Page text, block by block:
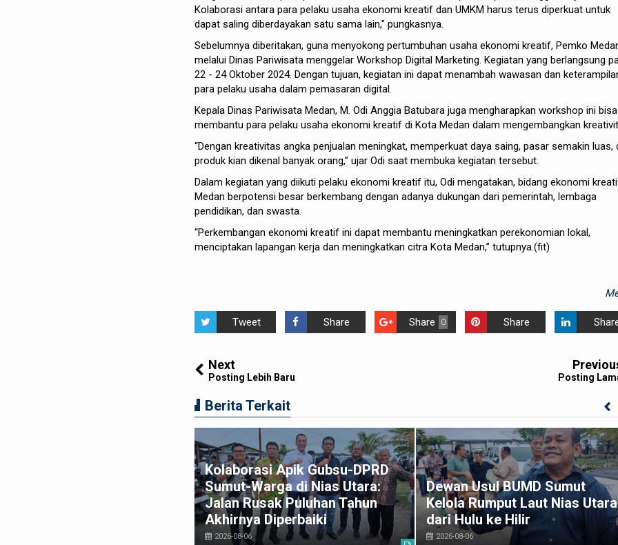
Kolaborasi antara para pelaku usaha ekonomi kreatif dan UMKM harus terus diperkuat untuk
dapat saling diberdayakan satu sama lain," pungkasnya.
Sebelumnya diberitakan, guna menyokong pertumbuhan usaha ekonomi kreatif, Pemko
melalui Dinas Pariwisata menggelar Workshop Digital Marketing. Kegiatan yang berlangsung
22 - 24 Oktober 2024. Dengan tujuan, kegiatan ini dapat menambah wawasan dan
para pelaku usaha dalam pemasaran digital.
Kepala Dinas Pariwisata Medan, M. Odi Anggia Batubara juga mengharapkan workshop ini bisa
membantu para pelaku usaha ekonomi kreatif di Kota Medan dalam mengembangkan
“Dengan kreativitas angka penjualan meningkat, memperkuat daya saing, pasar semakin luas,
produk kian dikenal banyak orang,” ujar Odi saat membuka kegiatan tersebut.
Dalam kegiatan yang diikuti pelaku ekonomi kreatif itu, Odi mengatakan, bidang ekonomi
Medan berpotensi besar berkembang dengan adanya dukungan dari pemerintah, lembaga
pendidikan, dan swasta.
“Perkembangan ekonomi kreatif ini dapat membantu meningkatkan perekonomian lokal,
menciptakan lapangan kerja dan meningkatkan citra Kota Medan,” tutupnya.(fit)
Tweet Share 0
Share Share
Next
Posting Lebih Baru Posting
Berita Terkait
Kolaborasi Apik Gubsu-DPRD
Sumut-Warga di Nias Utara:
Jalan Rusak Puluhan Tahun
Akhirnya Diperbaiki
2026-08-06
Dewan Usul BUMD Sumut
Kelola Rumput Laut Nias Utara
dari Hulu ke Hilir
2026-08-06